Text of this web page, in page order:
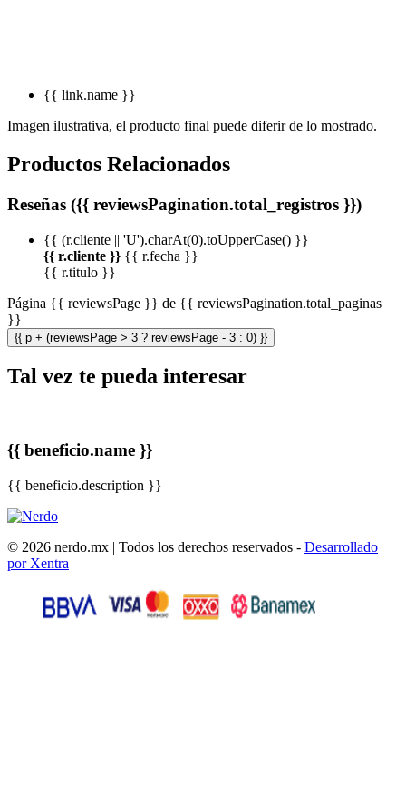
{{ link.name }}
Imagen ilustrativa, el producto final puede diferir de lo mostrado.
Productos Relacionados
Reseñas ({{ reviewsPagination.total_registros }})
{{ (r.cliente || 'U').charAt(0).toUpperCase() }}
{{ r.cliente }} {{ r.fecha }}
{{ r.titulo }}
Página {{ reviewsPage }} de {{ reviewsPagination.total_paginas
}}
{{ p + (reviewsPage > 3 ? reviewsPage - 3 : 0) }}
Tal vez te pueda interesar
{{ beneficio.name }}
{{ beneficio.description }}
© 2026 nerdo.mx | Todos los derechos reservados - Desarrollado
por Xentra